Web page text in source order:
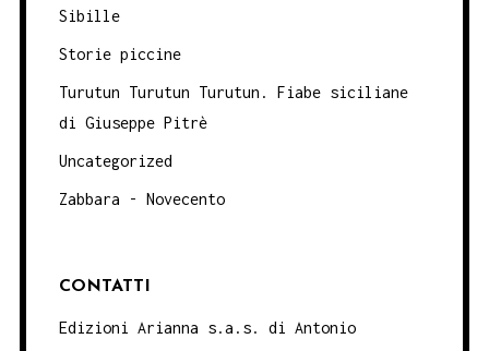
Sibille
Storie piccine
Turutun Turutun Turutun. Fiabe siciliane
di Giuseppe Pitrè
Uncategorized
Zabbara - Novecento
CONTATTI
Edizioni Arianna s.a.s. di Antonio